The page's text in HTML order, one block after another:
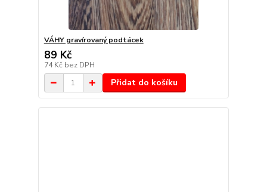
VÁHY gravírovaný podtácek
89 Kč
74 Kč bez DPH
Přidat do košíku